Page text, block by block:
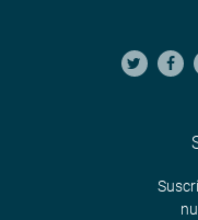
https://
https://